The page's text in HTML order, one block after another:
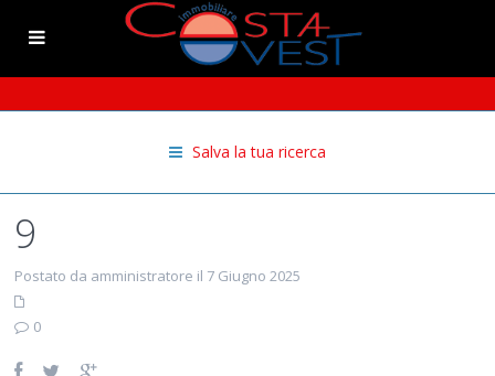
Salva la tua ricerca
9
Postato da amministratore il 7 Giugno 2025
0